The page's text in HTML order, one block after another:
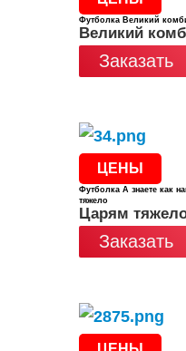
Футболка Великий
Великий
Заказать
ЦЕНЫ
Футболка А знаете как
тяжело
Царям
Заказать